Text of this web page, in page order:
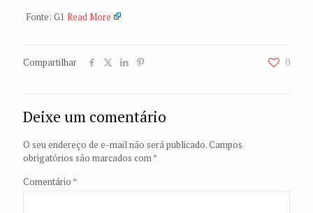
Fonte: G1 Read More
Compartilhar 0
Deixe um comentário
O seu endereço de e-mail não será publicado.Campos
obrigatórios são marcados com*
Comentário *